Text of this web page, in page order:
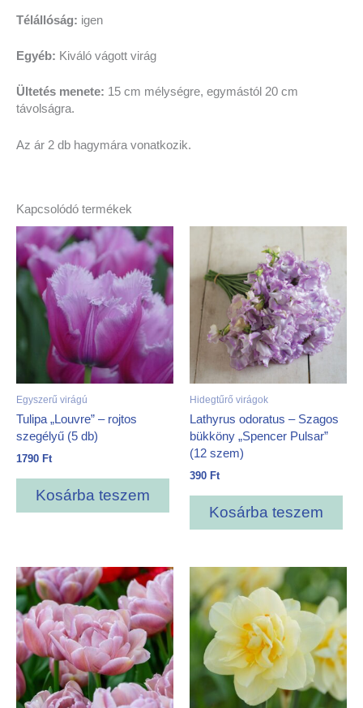
Télállóság: igen
Egyéb: Kiváló vágott virág
Ültetés menete: 15 cm mélységre, egymástól 20 cm
távolságra.
Az ár 2 db hagymára vonatkozik.
Kapcsolódó termékek
Egyszerű virágú
Tulipa „Louvre” – rojtos
szegélyű (5 db)
1790 Ft
Kosárba teszem
Hidegtűrő virágok
Lathyrus odoratus – Szagos
bükköny „Spencer Pulsar”
(12 szem)
390 Ft
Kosárba teszem